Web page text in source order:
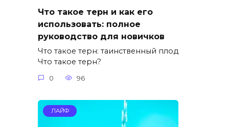
Что такое терн и как его
использовать: полное
руководство для новичков
Что такое терн: таинственный плод
Что такое терн?
0 96
ЛАЙФ